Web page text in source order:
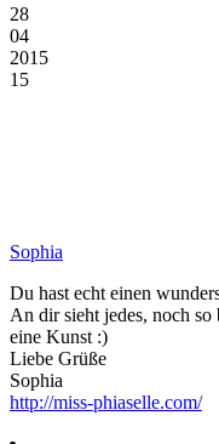
28
04
2015
15
Sophia
Du hast echt einen
An dir sieht jedes, noch so
eine Kunst :)
Liebe Grüße
Sophia
http://miss-phiaselle.com/